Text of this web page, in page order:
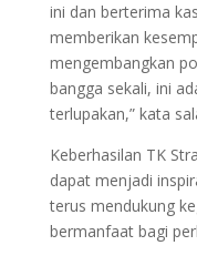
ini dan berterima
memberikan
mengembangkan
bangga sekali, ini
terlupakan,” kata
Keberhasilan TK
dapat menjadi
terus mendukung
bermanfaat bagi